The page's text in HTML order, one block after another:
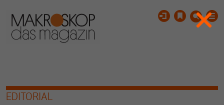
EDITORIAL